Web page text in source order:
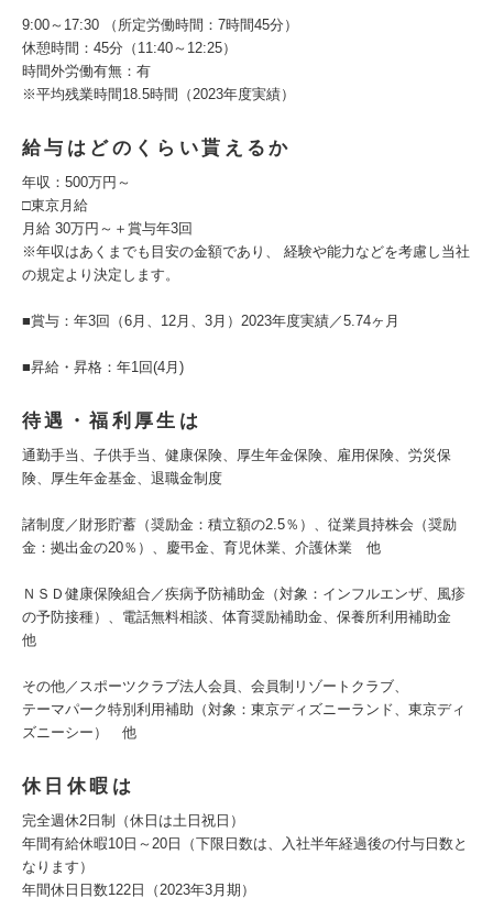
9:00～17:30 （所定労働時間：7時間45分）
休憩時間：45分（11:40～12:25）
時間外労働有無：有
※平均残業時間18.5時間（2023年度実績）
給与はどのくらい貰えるか
年収：500万円～
□東京月給
月給 30万円～＋賞与年3回
※年収はあくまでも目安の金額であり、 経験や能力などを考慮し当社
の規定より決定します。
■賞与：年3回（6月、12月、3月）2023年度実績／5.74ヶ月
■昇給・昇格：年1回(4月)
待遇・福利厚生は
通勤手当、子供手当、健康保険、厚生年金保険、雇用保険、労災保
険、厚生年金基金、退職金制度
諸制度／財形貯蓄（奨励金：積立額の2.5％）、従業員持株会（奨励
金：拠出金の20％）、慶弔金、育児休業、介護休業 他
ＮＳＤ健康保険組合／疾病予防補助金（対象：インフルエンザ、風疹
の予防接種）、電話無料相談、体育奨励補助金、保養所利用補助金
他
その他／スポーツクラブ法人会員、会員制リゾートクラブ、
テーマパーク特別利用補助（対象：東京ディズニーランド、東京ディ
ズニーシー） 他
休日休暇は
完全週休2日制（休日は土日祝日）
年間有給休暇10日～20日（下限日数は、入社半年経過後の付与日数と
なります）
年間休日日数122日（2023年3月期）